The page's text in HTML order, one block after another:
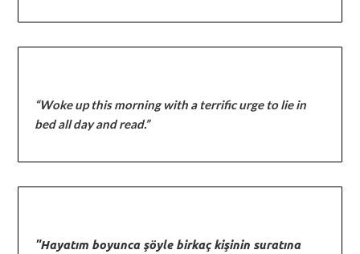
“Woke up this morning with a terrific urge to lie in
bed all day and read.”
"Hayatım boyunca şöyle birkaç kişinin suratına